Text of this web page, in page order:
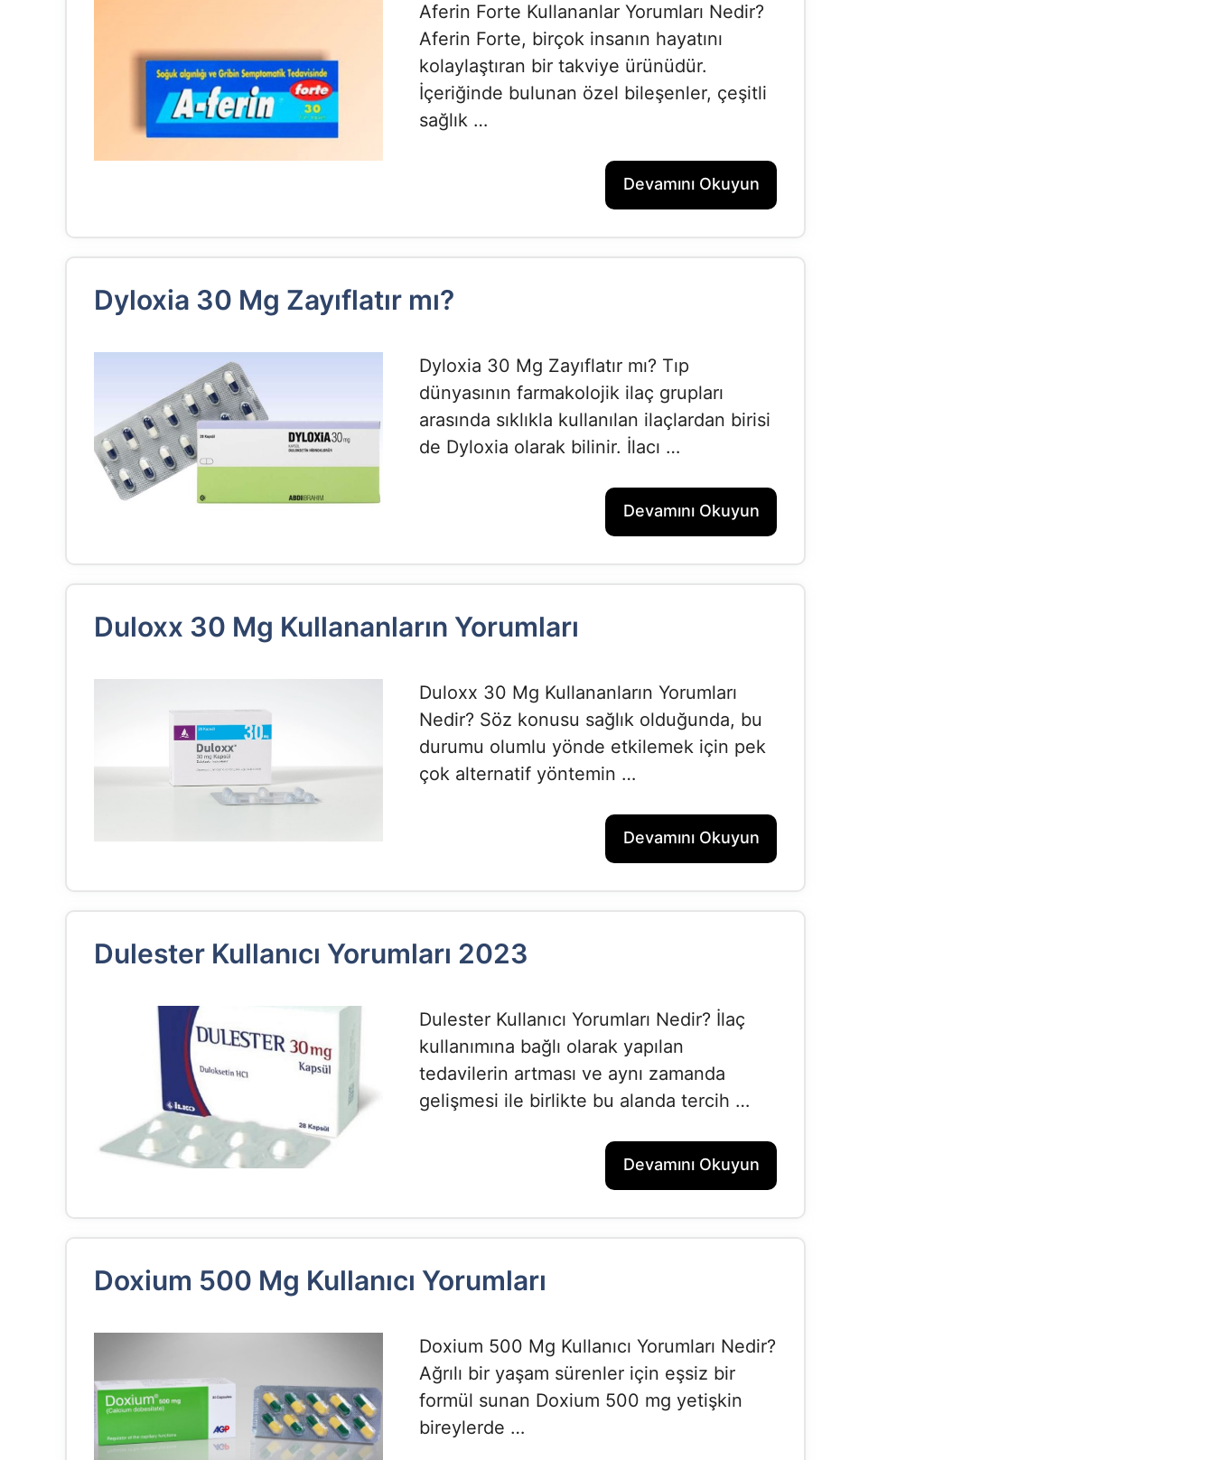
Aferin Forte Kullananlar Yorumları Nedir?
Aferin Forte, birçok insanın hayatını
kolaylaştıran bir takviye ürünüdür.
İçeriğinde bulunan özel bileşenler, çeşitli
sağlık …
Devamını Okuyun
Dyloxia 30 Mg Zayıflatır mı?
Dyloxia 30 Mg Zayıflatır mı? Tıp
dünyasının farmakolojik ilaç grupları
arasında sıklıkla kullanılan ilaçlardan birisi
de Dyloxia olarak bilinir. İlacı …
Devamını Okuyun
Duloxx 30 Mg Kullananların Yorumları
Duloxx 30 Mg Kullananların Yorumları
Nedir? Söz konusu sağlık olduğunda, bu
durumu olumlu yönde etkilemek için pek
çok alternatif yöntemin …
Devamını Okuyun
Dulester Kullanıcı Yorumları 2023
Dulester Kullanıcı Yorumları Nedir? İlaç
kullanımına bağlı olarak yapılan
tedavilerin artması ve aynı zamanda
gelişmesi ile birlikte bu alanda tercih …
Devamını Okuyun
Doxium 500 Mg Kullanıcı Yorumları
Doxium 500 Mg Kullanıcı Yorumları Nedir?
Ağrılı bir yaşam sürenler için eşsiz bir
formül sunan Doxium 500 mg yetişkin
bireylerde …